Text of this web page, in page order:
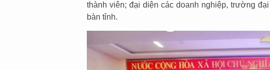
thành viên; đại diện các doanh nghiệp, trường
bàn tỉnh.